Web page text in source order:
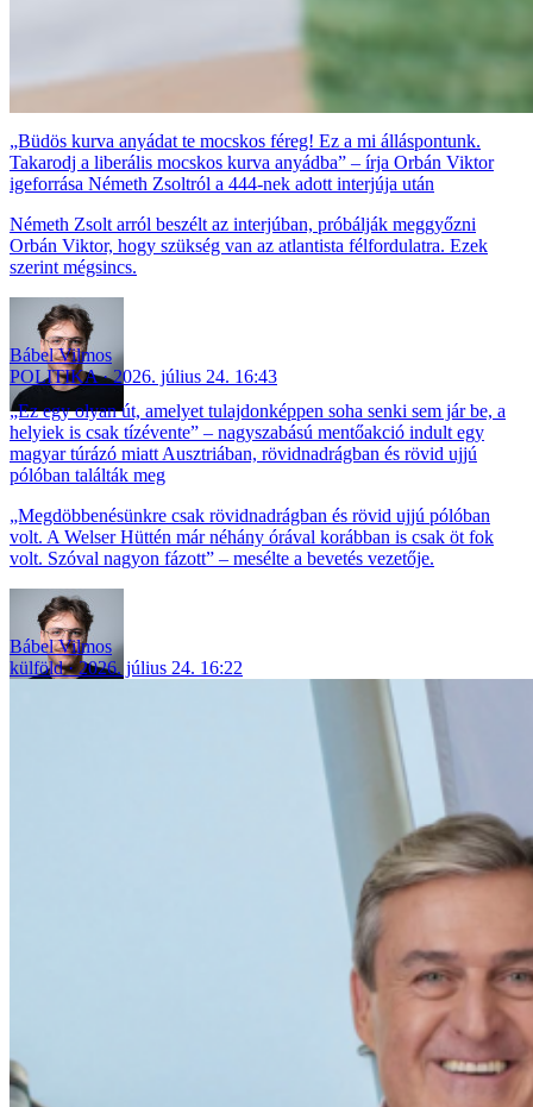
„Büdös kurva anyádat te mocskos féreg! Ez a mi álláspontunk.
Takarodj a liberális mocskos kurva anyádba” – írja Orbán Viktor
igeforrása Németh Zsoltról a 444-nek adott interjúja után
Németh Zsolt arról beszélt az interjúban, próbálják meggyőzni
Orbán Viktor, hogy szükség van az atlantista félfordulatra. Ezek
szerint mégsincs.
Bábel Vilmos
POLITIKA
2026. július 24. 16:43
„Ez egy olyan út, amelyet tulajdonképpen soha senki sem jár be, a
helyiek is csak tízévente” – nagyszabású mentőakció indult egy
magyar túrázó miatt Ausztriában, rövidnadrágban és rövid ujjú
pólóban találták meg
„Megdöbbenésünkre csak rövidnadrágban és rövid ujjú pólóban
volt. A Welser Hüttén már néhány órával korábban is csak öt fok
volt. Szóval nagyon fázott” – mesélte a bevetés vezetője.
Bábel Vilmos
külföld
2026. július 24. 16:22